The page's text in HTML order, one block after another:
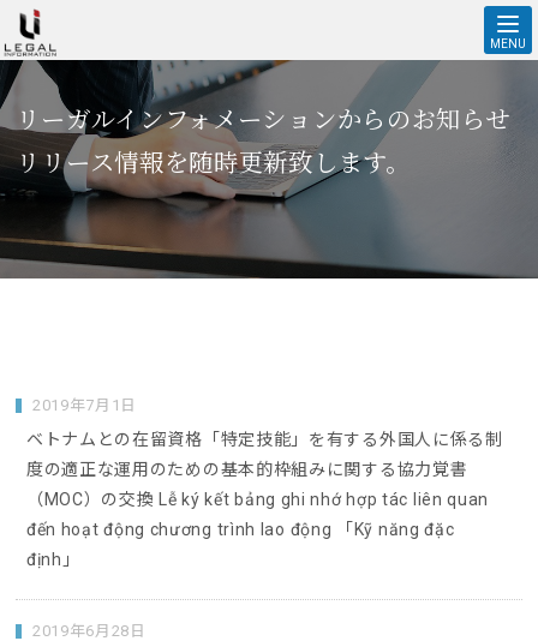
ニュースリリース アーカイブ | 株式会社リーガルインフォメーショ
ン
MENU
ニュースリリース
リーガルインフォメーションからのお知らせ
リリース情報を随時更新致します。
2019年7月1日
ベトナムとの在留資格「特定技能」を有する外国人に係る制
度の適正な運用のための基本的枠組みに関する協力覚書
（MOC）の交換 Lễ ký kết bảng ghi nhớ hợp tác liên quan
đến hoạt động chương trình lao động 「Kỹ năng đặc
định」
2019年6月28日